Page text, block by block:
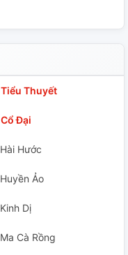
Tiểu Thuyết
Cổ Đại
Hài Hước
Huyền Ảo
Kinh Dị
Ma Cà Rồng